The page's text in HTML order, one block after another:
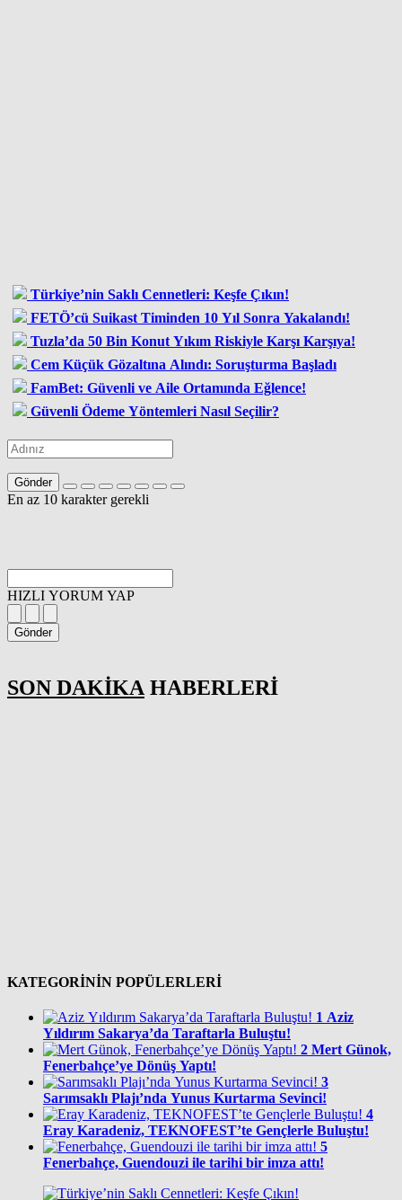
Türkiye’nin Saklı Cennetleri: Keşfe Çıkın!
FETÖ’cü Suikast Timinden 10 Yıl Sonra Yakalandı!
Tuzla’da 50 Bin Konut Yıkım Riskiyle Karşı Karşıya!
Cem Küçük Gözaltına Alındı: Soruşturma Başladı
FamBet: Güvenli ve Aile Ortamında Eğlence!
Güvenli Ödeme Yöntemleri Nasıl Seçilir?
Gönder
En az 10 karakter gerekli
HIZLI YORUM YAP
Gönder
SON DAKİKA HABERLERİ
KATEGORİNİN POPÜLERLERİ
1 Aziz
Yıldırım Sakarya’da Taraftarla Buluştu!
2 Mert Günok,
Fenerbahçe’ye Dönüş Yaptı!
3
Sarımsaklı Plajı’nda Yunus Kurtarma Sevinci!
4
Eray Karadeniz, TEKNOFEST’te Gençlerle Buluştu!
5
Fenerbahçe, Guendouzi ile tarihi bir imza attı!